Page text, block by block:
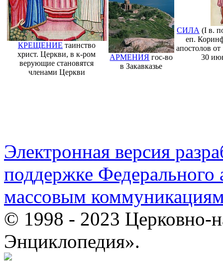
КРЕЩЕНИЕ таинство
христ. Церкви, в к-ром
верующие становятся
членами Церкви
АРМЕНИЯ гос-во
в Закавказье
СИЛА (I в.
еп.
апостолов
30
Электронная версия
поддержке Федерального
массовым
© 1998 - 2023 Церковно-
Энциклопедия».